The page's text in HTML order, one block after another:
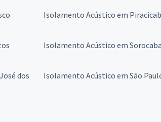
Isolamento Acústico em
Isolamento Acústico em Sorocaba
dos
Isolamento Acústico em São